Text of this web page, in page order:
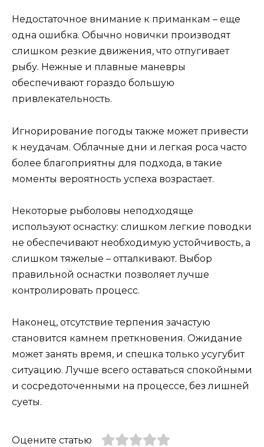
Недостаточное внимание к приманкам – еще
одна ошибка. Обычно новички производят
слишком резкие движения, что отпугивает
рыбу. Нежные и плавные маневры
обеспечивают гораздо большую
привлекательность.
Игнорирование погоды также может привести
к неудачам. Облачные дни и легкая роса часто
более благоприятны для подхода, в такие
моменты вероятность успеха возрастает.
Некоторые рыболовы неподходяще
используют оснастку: слишком легкие поводки
не обеспечивают необходимую устойчивость, а
слишком тяжелые – отталкивают. Выбор
правильной оснастки позволяет лучше
контролировать процесс.
Наконец, отсутствие терпения зачастую
становится камнем преткновения. Ожидание
может занять время, и спешка только усугубит
ситуацию. Лучше всего оставаться спокойными
и сосредоточенными на процессе, без лишней
суеты.
Оцените статью